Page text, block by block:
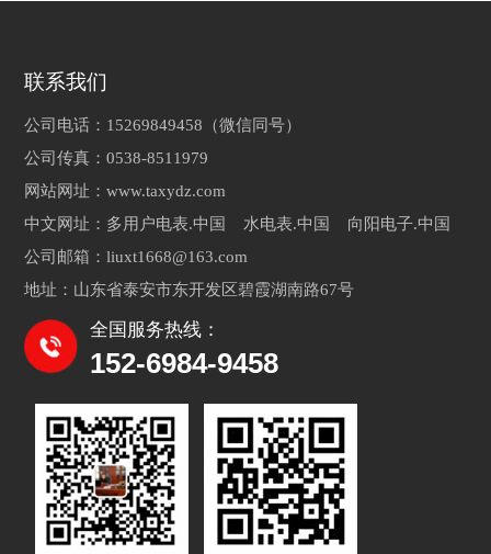
联系我们
公司电话：15269849458（微信同号）
公司传真：0538-8511979
网站网址：www.taxydz.com
中文网址：多用户电表.中国 水电表.中国 向阳电子.中国
公司邮箱：liuxt1668@163.com
地址：山东省泰安市东开发区碧霞湖南路67号
全国服务热线：
152-6984-9458